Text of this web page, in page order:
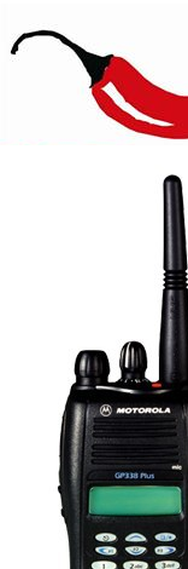
2026-08-09
My account
Register
Login
Shopping Cart(0)
Compare Now(0)
Your Recent History